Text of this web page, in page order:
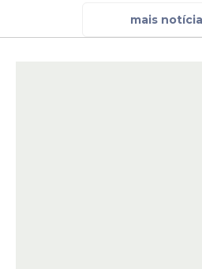
, as
As atribuições das
mais